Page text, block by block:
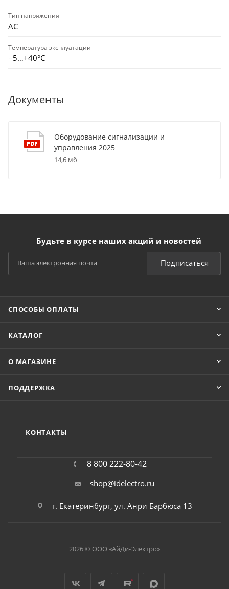
Тип напряжения
AC
Температура эксплуатации
−5…+40°C
Документы
Оборудование сигнализации и
управления 2025
14,6 мб
Будьте в курсе наших акций и новостей
Подписаться
СПОСОБЫ ОПЛАТЫ
КАТАЛОГ
О МАГАЗИНЕ
ПОДДЕРЖКА
КОНТАКТЫ
8 800 222-80-42
shop@idelectro.ru
г. Екатеринбург, ул. Анри Барбюса 13
2026 © ООО «АйДи-Электро»